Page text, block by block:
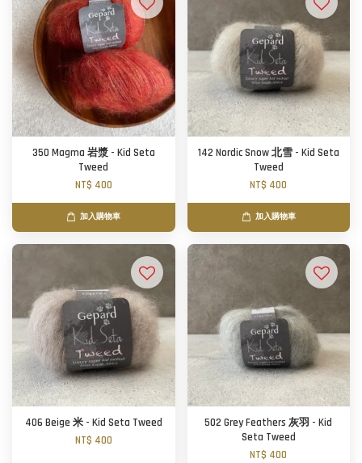
350 Magma 岩漿 - Kid Seta
Tweed
NT$ 400
加入購物車
142 Nordic Snow 北雪 - Kid Seta
Tweed
NT$ 400
加入購物車
406 Beige 米 - Kid Seta Tweed
NT$ 400
502 Grey Feathers 灰羽 - Kid
Seta Tweed
NT$ 400